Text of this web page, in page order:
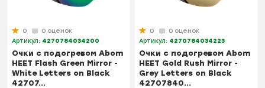
0
0 оценок
Артикул: 4270784034200
Очки с подогревом Abom
HEET Flash Green Mirror -
White Letters on Black
42707...
0
0 оценок
Артикул: 4270784034223
Очки с подогревом Abom
HEET Gold Rush Mirror -
Grey Letters on Black
42707840...